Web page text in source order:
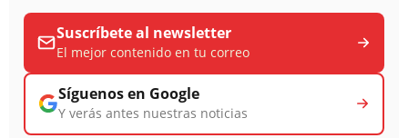
Suscríbete al newsletter
El mejor contenido en tu correo
Síguenos en Google
Y verás antes nuestras noticias